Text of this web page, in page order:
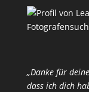
„Danke für
dass ich dich